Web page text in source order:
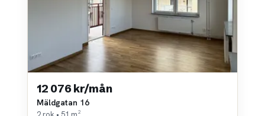
12 076 kr/mån
Mäldgatan 16